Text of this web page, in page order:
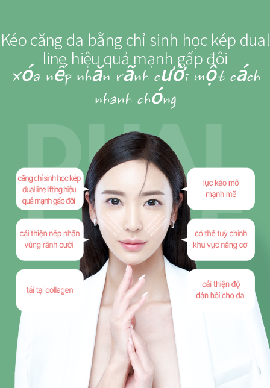
Kéo căng da bằng chỉ sinh học kép dual
line hiệu quả mạnh gấp đôi
Xóa nếp nhăn rãnh cười một cách
nhanh chóng